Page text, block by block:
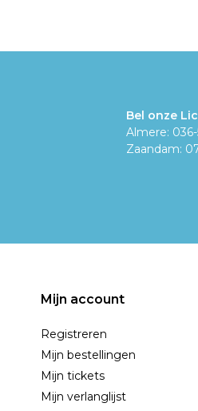
Bel onze
Almere:
Zaandam:
Mijn account
Registreren
Mijn bestellingen
Mijn tickets
Mijn verlanglijst